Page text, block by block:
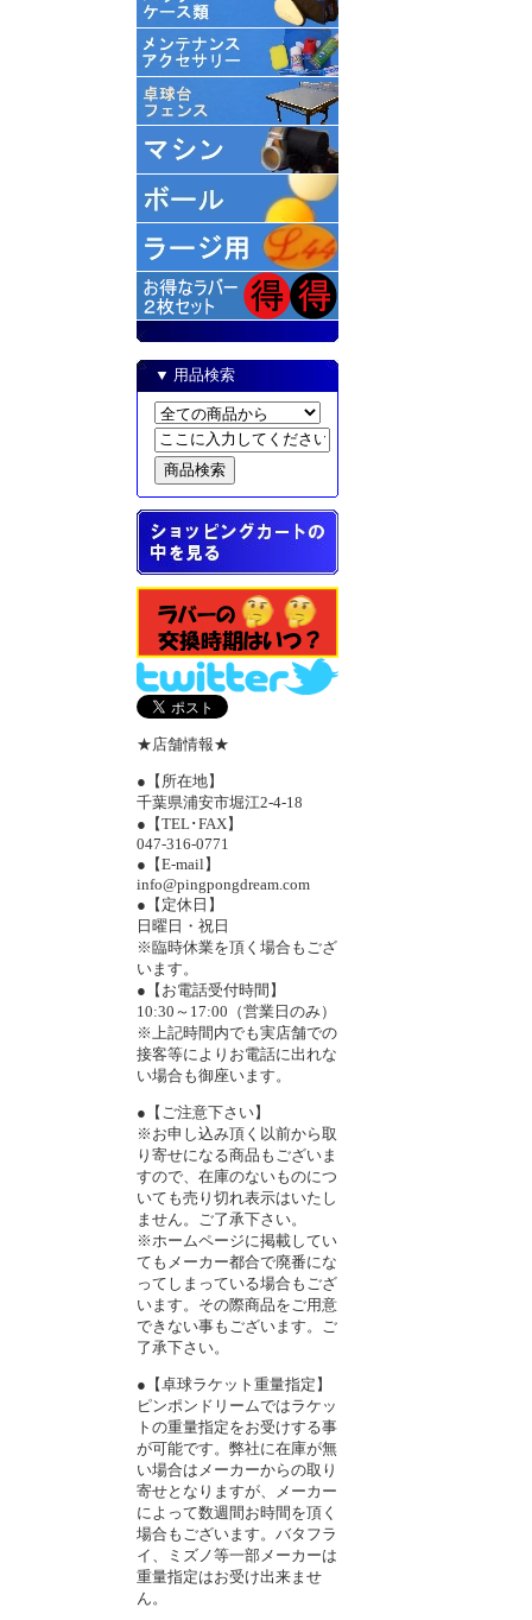
▼ 用品検索
★店舗情報★
●【所在地】
千葉県浦安市堀江2-4-18
●【TEL･FAX】
047-316-0771
●【E-mail】
info@pingpongdream.com
●【定休日】
日曜日・祝日
※臨時休業を頂く場合もござ
います。
●【お電話受付時間】
10:30～17:00（営業日のみ）
※上記時間内でも実店舗での
接客等によりお電話に出れな
い場合も御座います。
●【ご注意下さい】
※お申し込み頂く以前から取
り寄せになる商品もございま
すので、在庫のないものにつ
いても売り切れ表示はいたし
ません。ご了承下さい。
※ホームページに掲載してい
てもメーカー都合で廃番にな
ってしまっている場合もござ
います。その際商品をご用意
できない事もございます。ご
了承下さい。
●【卓球ラケット重量指定】
ピンポンドリームではラケッ
トの重量指定をお受けする事
が可能です。弊社に在庫が無
い場合はメーカーからの取り
寄せとなりますが、メーカー
によって数週間お時間を頂く
場合もございます。バタフラ
イ、ミズノ等一部メーカーは
重量指定はお受け出来ませ
ん。